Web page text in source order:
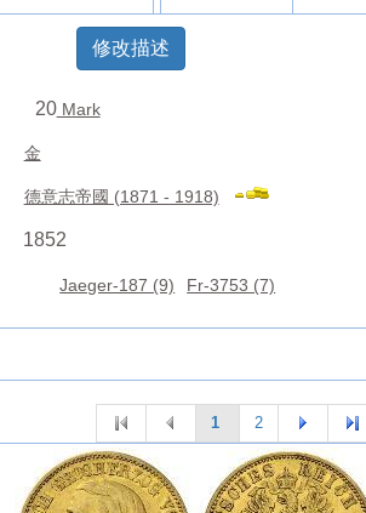
修改描述
20Mark
金
德意志帝國 (1871 - 1918)
1852
Jaeger-187 (9)
Fr-3753 (7)
1 2